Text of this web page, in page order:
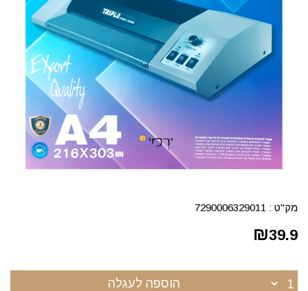
מק"ט : 7290006329011
₪39.9
הוספה לעגלה